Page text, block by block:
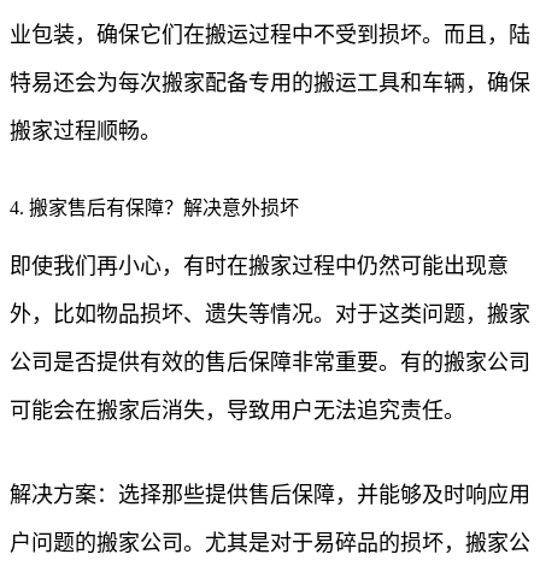
业包装，确保它们在搬运过程中不受到损坏。而且，陆
特易还会为每次搬家配备专用的搬运工具和车辆，确保
搬家过程顺畅。
4. 搬家售后有保障？解决意外损坏
即使我们再小心，有时在搬家过程中仍然可能出现意
外，比如物品损坏、遗失等情况。对于这类问题，搬家
公司是否提供有效的售后保障非常重要。有的搬家公司
可能会在搬家后消失，导致用户无法追究责任。
解决方案：选择那些提供售后保障，并能够及时响应用
户问题的搬家公司。尤其是对于易碎品的损坏，搬家公